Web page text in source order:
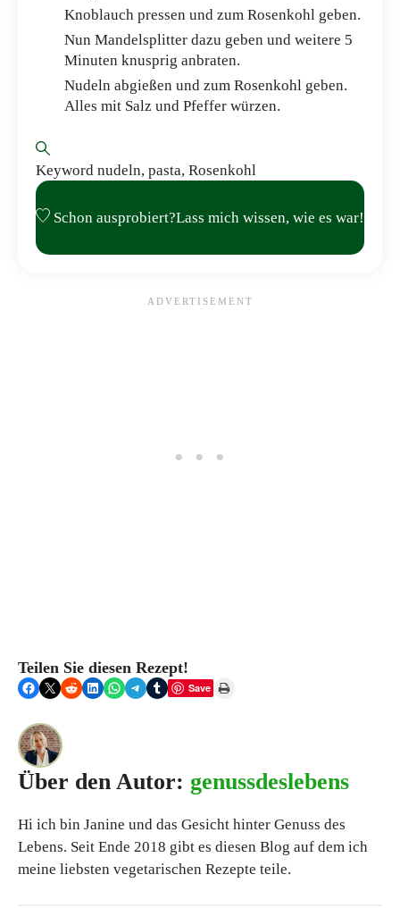
Knoblauch pressen und zum Rosenkohl geben.
Nun Mandelsplitter dazu geben und weitere 5
Minuten knusprig anbraten.
Nudeln abgießen und zum Rosenkohl geben.
Alles mit Salz und Pfeffer würzen.
Keyword nudeln, pasta, Rosenkohl
Schon ausprobiert?Lass mich wissen, wie es war!
Teilen Sie diesen Rezept!
Share on Facebook
Share on X Share on RedditShare on LinkedIn
Share on WhatsApp
Share on Telegram
Share on TumblrSave Print this Page
Über den Autor: genussdeslebens
Hi ich bin Janine und das Gesicht hinter Genuss des
Lebens. Seit Ende 2018 gibt es diesen Blog auf dem ich
meine liebsten vegetarischen Rezepte teile.